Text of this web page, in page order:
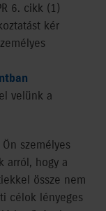
6. cikk (1)
kér
velünk a
személyes
arról, hogy a
össze nem
célok lényeges